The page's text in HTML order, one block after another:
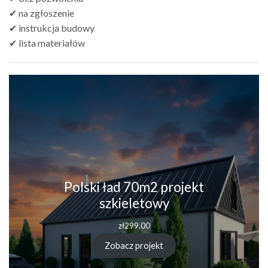
✔ na zgłoszenie
✔ instrukcja budowy
✔ lista materiałów
Polski ład 70m2 projekt
szkieletowy
zł299.00
Zobacz projekt